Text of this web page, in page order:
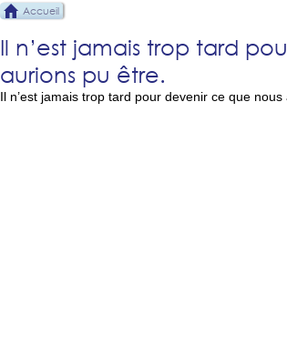
Accueil
Il n’est jamais trop tard
aurions pu être.
Il n’est jamais trop tard pour devenir ce que